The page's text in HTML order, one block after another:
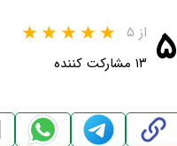
۵ از ۵
۱۳ مشارکت کننده